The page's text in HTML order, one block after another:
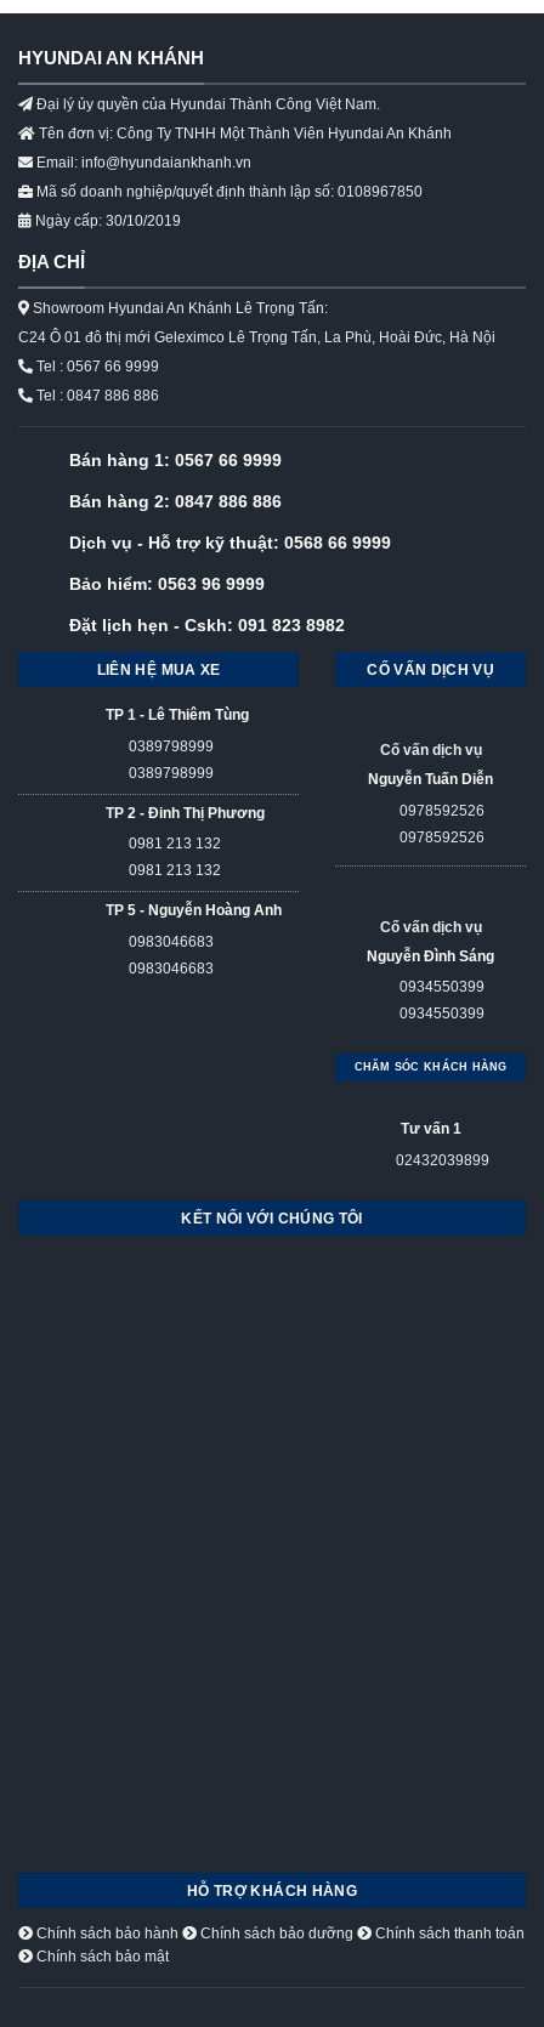
HYUNDAI AN KHÁNH
Đại lý ủy quyền của Hyundai Thành Công Việt Nam.
Tên đơn vị: Công Ty TNHH Một Thành Viên Hyundai An Khánh
Email: info@hyundaiankhanh.vn
Mã số doanh nghiệp/quyết định thành lập số: 0108967850
Ngày cấp: 30/10/2019
ĐỊA CHỈ
Showroom Hyundai An Khánh Lê Trọng Tấn:
C24 Ô 01 đô thị mới Geleximco Lê Trọng Tấn, La Phù, Hoài Đức, Hà Nội
Tel : 0567 66 9999
Tel : 0847 886 886
Bán hàng 1: 0567 66 9999
Bán hàng 2: 0847 886 886
Dịch vụ - Hỗ trợ kỹ thuật: 0568 66 9999
Bảo hiểm: 0563 96 9999
Đặt lịch hẹn - Cskh: 091 823 8982
LIÊN HỆ MUA XE
TP 1 - Lê Thiêm Tùng
0389798999
0389798999
TP 2 - Đinh Thị Phương
0981 213 132
0981 213 132
TP 5 - Nguyễn Hoàng Anh
0983046683
0983046683
CỐ VẤN DỊCH VỤ
Cố vấn dịch vụ
Nguyễn Tuấn Diễn
0978592526
0978592526
Cố vấn dịch vụ
Nguyễn Đình Sáng
0934550399
0934550399
CHĂM SÓC KHÁCH HÀNG
Tư vấn 1
02432039899
KẾT NỐI VỚI CHÚNG TÔI
HỖ TRỢ KHÁCH HÀNG
Chính sách bảo hành Chính sách bảo dưỡng
Chính sách thanh toán
Chính sách bảo mật